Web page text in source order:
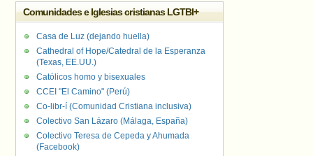
Comunidades e Iglesias cristianas LGTBI+
Casa de Luz (dejando huella)
Cathedral of Hope/Catedral de la Esperanza
(Texas, EE.UU.)
Católicos homo y bisexuales
CCEI "El Camino" (Perú)
Co-libr-í (Comunidad Cristiana inclusiva)
Colectivo San Lázaro (Málaga, España)
Colectivo Teresa de Cepeda y Ahumada
(Facebook)